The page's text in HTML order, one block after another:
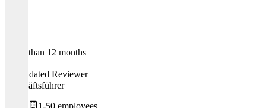
Older than 12 months
Validated Reviewer
Geschäftsführer
1-50 employees